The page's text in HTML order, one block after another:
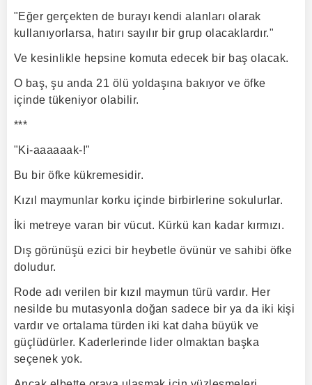
"Eğer gerçekten de burayı kendi alanları olarak
kullanıyorlarsa, hatırı sayılır bir grup olacaklardır."
Ve kesinlikle hepsine komuta edecek bir baş olacak.
O baş, şu anda 21 ölü yoldaşına bakıyor ve öfke
içinde tükeniyor olabilir.
***
"Ki-aaaaaak-!"
Bu bir öfke kükremesidir.
Kızıl maymunlar korku içinde birbirlerine sokulurlar.
İki metreye varan bir vücut. Kürkü kan kadar kırmızı.
Dış görünüşü ezici bir heybetle övünür ve sahibi öfke
doludur.
Rode adı verilen bir kızıl maymun türü vardır. Her
nesilde bu mutasyonla doğan sadece bir ya da iki kişi
vardır ve ortalama türden iki kat daha büyük ve
güçlüdürler. Kaderlerinde lider olmaktan başka
seçenek yok.